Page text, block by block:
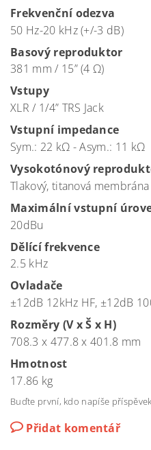
Frekvenční odezva
50 Hz-20 kHz (+/-3 dB)
Basový reproduktor
381 mm / 15” (4 Ω)
Vstupy
XLR / 1/4” TRS Jack
Vstupní impedance
Sym.: 22 kΩ - Asym.: 11 kΩ
Vysokotónový
Tlakový, titanová membrána
Maximální vstupní
20dBu
Dělící frekvence
2.5 kHz
Ovladače
±12dB 12kHz HF, ±12dB
Rozměry (V x Š x H)
708.3 x 477.8 x 401.8 mm
Hmotnost
17.86 kg
Buďte první, kdo napíše
Přidat komentář